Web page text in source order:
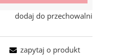
dodaj do przechowalni
zapytaj o produkt